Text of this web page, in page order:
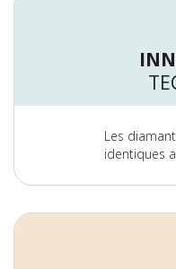
Les
identiques